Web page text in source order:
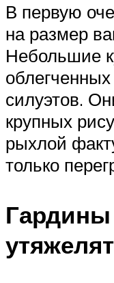
В первую
на размер
Небольшие
облегченных
силуэтов.
крупных
рыхлой
только